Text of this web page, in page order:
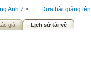
Đưa bài giảng lên
Anh 7 >
giả Lịch sử tải về